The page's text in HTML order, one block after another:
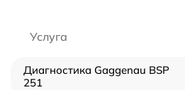
Услуга
Диагностика Gaggenau BSP
251